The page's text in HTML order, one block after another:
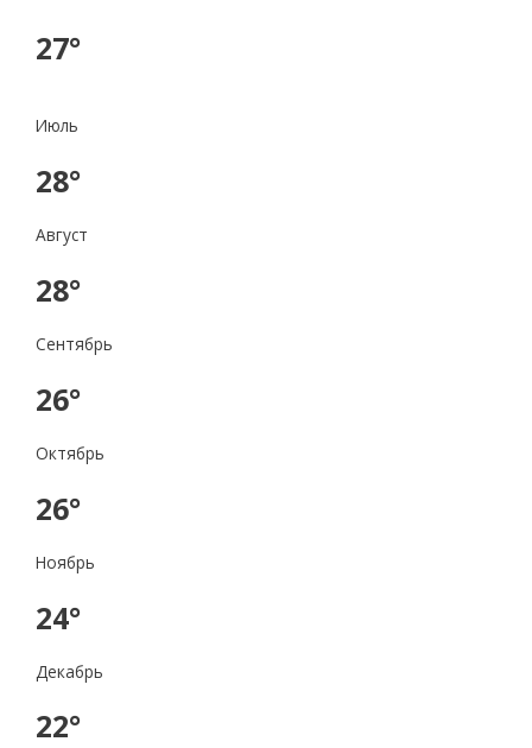
27°
Июль
28°
Август
28°
Сентябрь
26°
Октябрь
26°
Ноябрь
24°
Декабрь
22°